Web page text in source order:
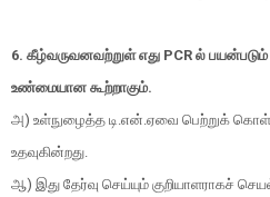
6. கீழ்வருவனவற்றுள் எது PCR ல் பயன்படும்
உண்மையான கூற்றாகும்.
அ) உள்நுழைத்த டி.என்.ஏவை பெற்றுக்
உதவுகின்றது.
ஆ) இது தேர்வு செய்யும் குறியாளராகச்